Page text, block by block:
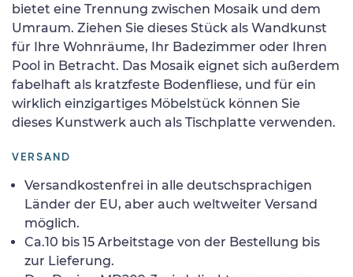
bietet eine Trennung zwischen Mosaik und dem
Umraum. Ziehen Sie dieses Stück als Wandkunst
für Ihre Wohnräume, Ihr Badezimmer oder Ihren
Pool in Betracht. Das Mosaik eignet sich außerdem
fabelhaft als kratzfeste Bodenfliese, und für ein
wirklich einzigartiges Möbelstück können Sie
dieses Kunstwerk auch als Tischplatte verwenden.
VERSAND
Versandkostenfrei in alle deutschsprachigen
Länder der EU, aber auch weltweiter Versand
möglich.
Ca.10 bis 15 Arbeitstage von der Bestellung bis
zur Lieferung.